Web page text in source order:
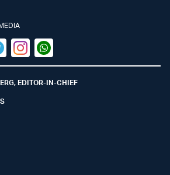
InstagramWhatsapp
EDITOR-IN-CHIEF